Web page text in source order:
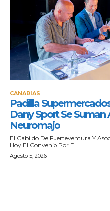
CANARIAS
Padilla
Dany Sport Se Suman
Neuromajo
El Cabildo De Fuerteventura Y
Hoy El Convenio Por El...
Agosto 5, 2026